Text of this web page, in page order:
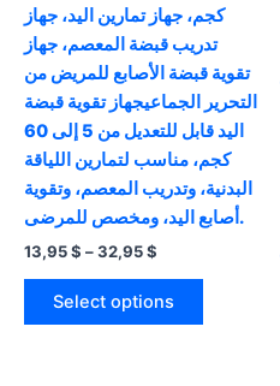
كجم، جهاز تمارين اليد، جهاز
تدريب قبضة المعصم، جهاز
تقوية قبضة الأصابع للمريض من
التحرير الجماعيجهاز تقوية قبضة
اليد قابل للتعديل من 5 إلى 60
كجم، مناسب لتمارين اللياقة
البدنية، وتدريب المعصم، وتقوية
أصابع اليد، ومخصص للمرضى.
13,95$ –32,95$
through
Select options
This